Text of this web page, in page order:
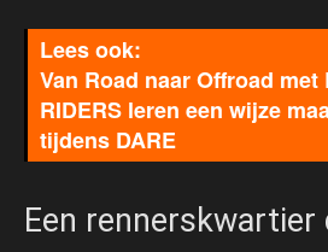
Van Road naar Offroad met
RIDERS leren een wijze
tijdens DARE
Een